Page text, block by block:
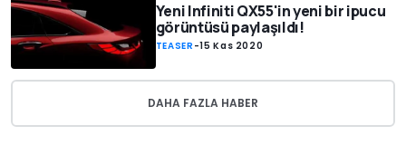
Yeni Infiniti QX55'in yeni bir ipucu
görüntüsü paylaşıldı!
TEASER -15 Kas 2020
DAHA FAZLA HABER